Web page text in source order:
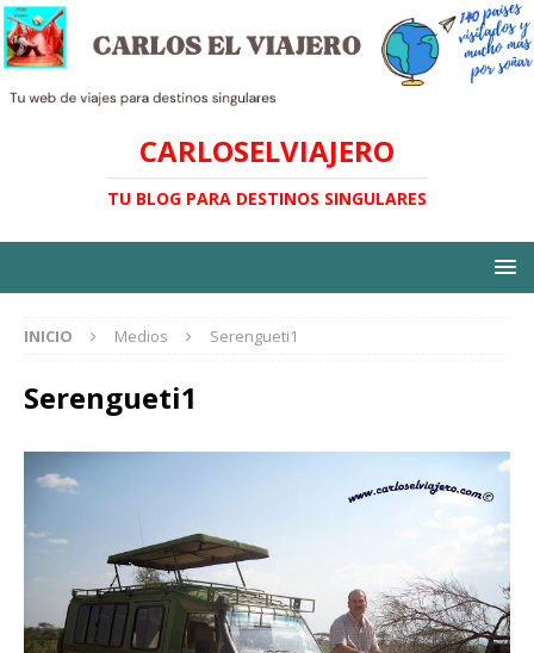
CARLOSELVIAJERO
TU BLOG PARA DESTINOS SINGULARES
INICIO Medios Serengueti1
Serengueti1